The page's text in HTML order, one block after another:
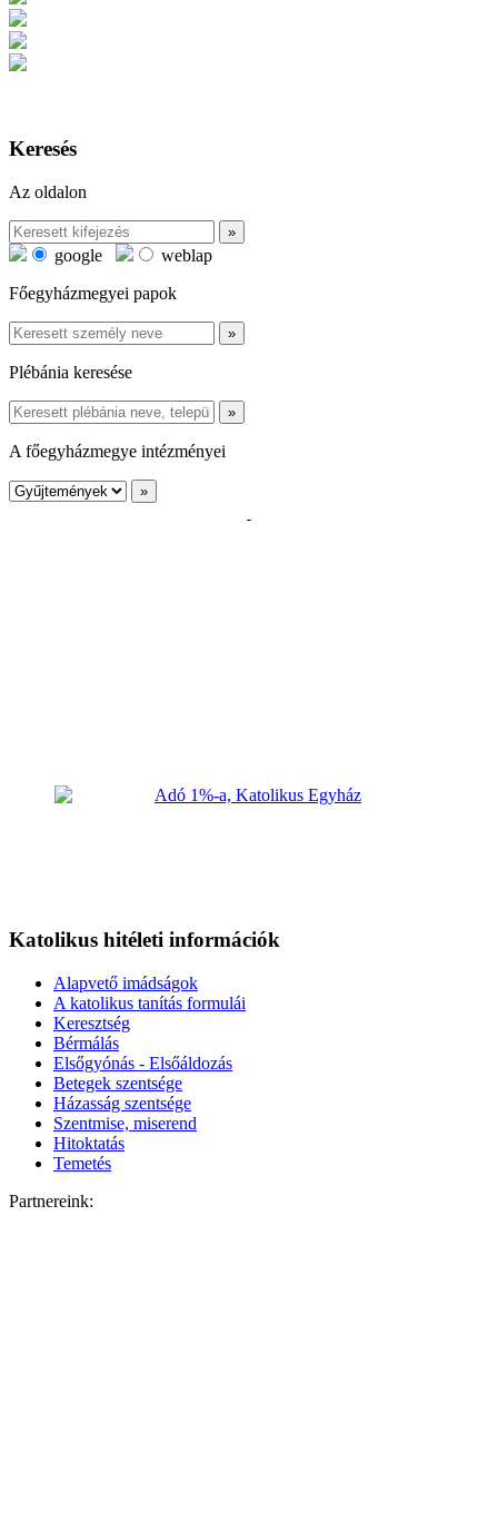
Keresés
Az oldalon
google
weblap
Főegyházmegyei papok
Plébánia keresése
A főegyházmegye intézményei
Katolikus hitéleti információk
Alapvető imádságok
A katolikus tanítás formulái
Keresztség
Bérmálás
Elsőgyónás - Elsőáldozás
Betegek szentsége
Házasság szentsége
Szentmise, miserend
Hitoktatás
Temetés
Partnereink: